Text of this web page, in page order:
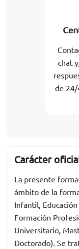
chat
de 24/
Carácter
La presente
ámbito de la
Infantil,
Formación
Universitario,
Doctorado). Se